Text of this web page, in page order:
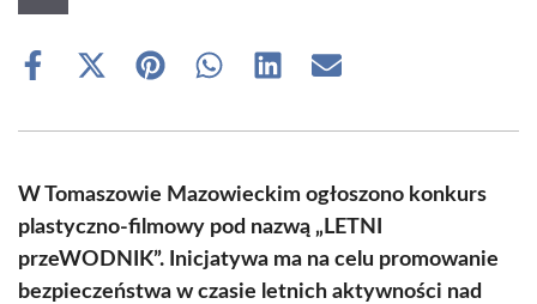
Share
Share
(Twitter)
Share Share Share Share
W Tomaszowie Mazowieckim ogłoszono konkurs
plastyczno-filmowy pod nazwą „LETNI
przeWODNIK”. Inicjatywa ma na celu promowanie
bezpieczeństwa w czasie letnich aktywności nad